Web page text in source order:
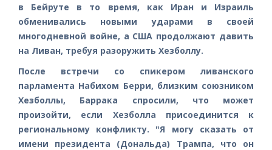
в Бейруте в то время, как Иран и Израиль
обменивались новыми ударами в своей
многодневной войне, а США продолжают давить
на Ливан, требуя разоружить Хезболлу.
После встречи со спикером ливанского
парламента Набихом Берри, близким союзником
Хезболлы, Баррака спросили, что может
произойти, если Хезболла присоединится к
региональному конфликту. "Я могу сказать от
имени президента (Дональда) Трампа, что он